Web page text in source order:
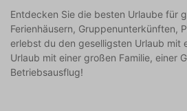
Entdecken Sie die besten Urlaube für
Ferienhäusern, Gruppenunterkünften,
erlebst du den geselligsten Urlaub mit
Urlaub mit einer großen Familie, einer
Betriebsausflug!